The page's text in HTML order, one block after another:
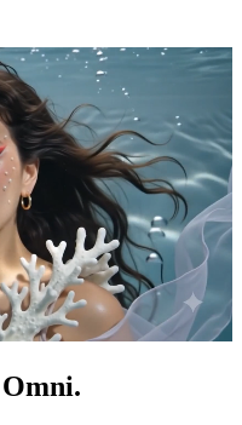
Omni.